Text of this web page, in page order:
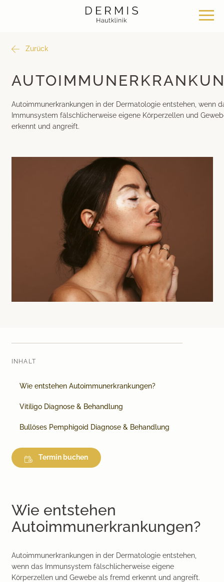
Zurück
Autoimmunerkrankungen in der Dermatologie entstehen, wenn
Immunsystem fälschlicherweise eigene Körperzellen und
erkennt und angreift.
INHALT
Wie entstehen Autoimmunerkrankungen?
Vitiligo Diagnose & Behandlung
Bullöses Pemphigoid Diagnose & Behandlung
Termin buchen
Wie entstehen
Autoimmunerkrankungen?
Autoimmunerkrankungen in der Dermatologie entstehen,
wenn das Immunsystem fälschlicherweise eigene
Körperzellen und Gewebe als fremd erkennt und angreift.
Klassische Dermatologie
Ästhetische Chirurgie
Medizinische Kosmetik
Lasertherapie
Infusionstherapien
Dr. Sabine Bruckert Skincare
Hautklinik Zürich Bülach
Hautklinik Bad Ragaz
Medical Beauty Zürich Bülach
News & Wissen